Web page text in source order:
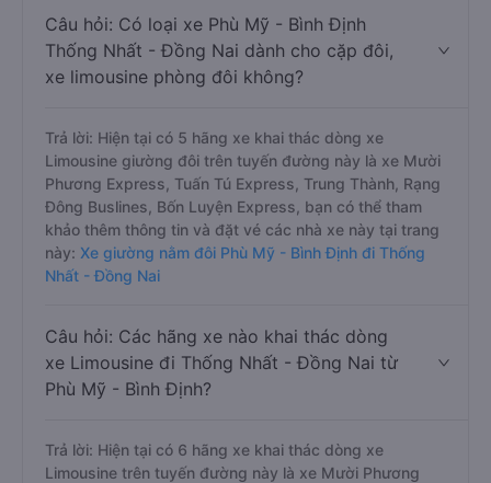
Câu hỏi: Có loại xe Phù Mỹ - Bình Định
Thống Nhất - Đồng Nai dành cho cặp đôi,
xe limousine phòng đôi không?
Trả lời: Hiện tại có 5 hãng xe khai thác dòng xe
Limousine giường đôi trên tuyến đường này là xe Mười
Phương Express, Tuấn Tú Express, Trung Thành, Rạng
Đông Buslines, Bốn Luyện Express, bạn có thể tham
khảo thêm thông tin và đặt vé các nhà xe này tại trang
này: Xe giường nằm đôi Phù Mỹ - Bình Định đi Thống
Nhất - Đồng Nai
Câu hỏi: Các hãng xe nào khai thác dòng
xe Limousine đi Thống Nhất - Đồng Nai từ
Phù Mỹ - Bình Định?
Trả lời: Hiện tại có 6 hãng xe khai thác dòng xe
Limousine trên tuyến đường này là xe Mười Phương